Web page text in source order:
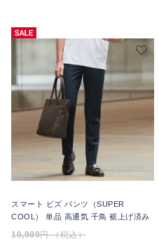
スマート ビズ パンツ（SUPER
COOL） 単品 高通気 千鳥 裾上げ済み
10,989円 （税込）